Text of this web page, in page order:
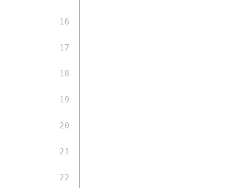
        16
        17
        18
        19
        20
        21
        22